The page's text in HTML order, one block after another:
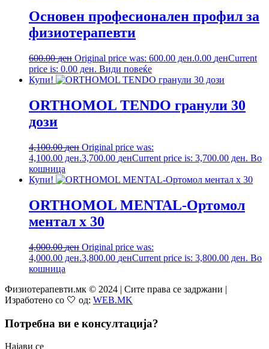
Oсновен професионален профил за
физиотерапевти
600.00ден Original price was: 600.00 ден.0.00 денCurrent
price is: 0.00 ден. Види повеќе
Купи!
ORTHOMOL TENDO гранули 30
дози
4,100.00ден Original price was:
4,100.00 ден.3,700.00 денCurrent price is: 3,700.00 ден. Во
кошница
Купи!
ORTHOMOL MENTAL-Ортомол
ментал х 30
4,000.00ден Original price was:
4,000.00 ден.3,800.00 денCurrent price is: 3,800.00 ден. Во
кошница
Физиотерапевти.мк © 2024 | Сите права се задржани |
Изработено со 🤍 од: WEB.MK
Потребна ви е консултација?
Најави се